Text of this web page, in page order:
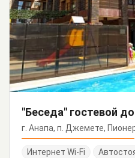
"Беседа" гостевой
г. Анапа, п. Джемете,
Интернет Wi-Fi